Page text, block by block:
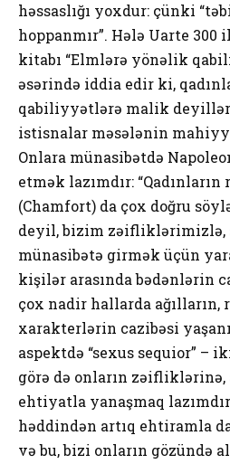
həssaslığı yoxdur: çünki
hoppanmır”. Hələ Uarte
kitabı “Elmlərə yönəlik
əsərində iddia edir ki,
qabiliyyətlərə malik
istisnalar məsələnin
Onlara münasibətdə
etmək lazımdır:
(Chamfort) da çox doğru
deyil, bizim
münasibətə girmək üçün
kişilər arasında bədənlərin
çox nadir hallarda ağılların,
xarakterlərin cazibəsi
aspektdə “sexus sequior” –
görə də onların
ehtiyatla yanaşmaq
həddindən artıq ehtiramla
və bu, bizi onların gözündə